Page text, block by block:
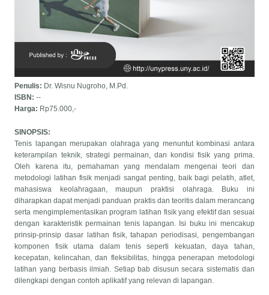
Penulis: Dr. Wisnu Nugroho, M.Pd.
ISBN:--
Harga: Rp75.000,-
SINOPSIS:
Tenis lapangan merupakan olahraga yang menuntut kombinasi antara
keterampilan teknik, strategi permainan, dan kondisi fisik yang prima.
Oleh karena itu, pemahaman yang mendalam mengenai teori dan
metodologi latihan fisik menjadi sangat penting, baik bagi pelatih, atlet,
mahasiswa keolahragaan, maupun praktisi olahraga. Buku ini
diharapkan dapat menjadi panduan praktis dan teoritis dalam merancang
serta mengimplementasikan program latihan fisik yang efektif dan sesuai
dengan karakteristik permainan tenis lapangan. Isi buku ini mencakup
prinsip-prinsip dasar latihan fisik, tahapan periodisasi, pengembangan
komponen fisik utama dalam tenis seperti kekuatan, daya tahan,
kecepatan, kelincahan, dan fleksibilitas, hingga penerapan metodologi
latihan yang berbasis ilmiah. Setiap bab disusun secara sistematis dan
dilengkapi dengan contoh aplikatif yang relevan di lapangan.